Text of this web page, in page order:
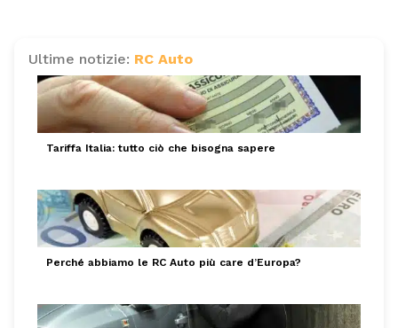
Ultime notizie: RC Auto
Tariffa Italia: tutto ciò che bisogna sapere
Perché abbiamo le RC Auto più care d’Europa?